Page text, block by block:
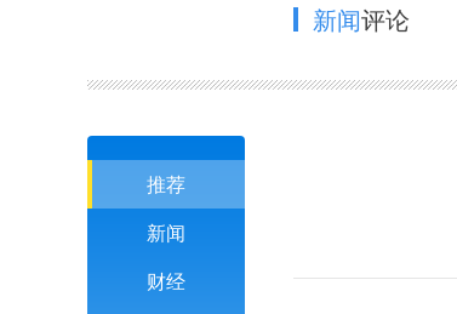
新闻评论
推荐
新闻
财经